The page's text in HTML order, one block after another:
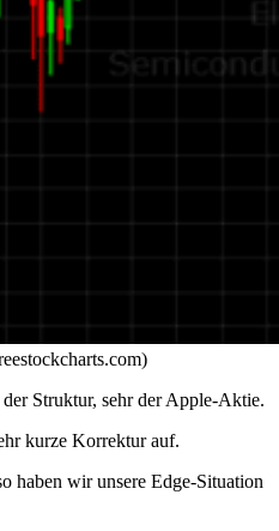
Struktur, sehr der Apple-Aktie.
kurze Korrektur auf.
haben wir unsere Edge-Situation